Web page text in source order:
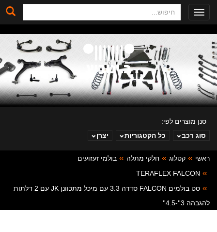
Toggle
navigation
סנן מוצרים לפי:
סוג רכב
כל הקטגוריות יצרן
ראשי קטלוג חלקי מתלה
בולמי זעזועים
TERAFLEX FALCON
סט בולמים FALCON סדרה 3.3 עם מיכל מתכוונן JK עם 2 דלתות
להגבהה 3''-4.5''